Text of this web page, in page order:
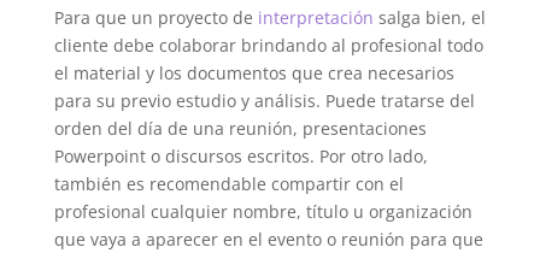
Para que un proyecto de interpretación salga bien, el
cliente debe colaborar brindando al profesional todo
el material y los documentos que crea necesarios
para su previo estudio y análisis. Puede tratarse del
orden del día de una reunión, presentaciones
Powerpoint o discursos escritos. Por otro lado,
también es recomendable compartir con el
profesional cualquier nombre, título u organización
que vaya a aparecer en el evento o reunión para que